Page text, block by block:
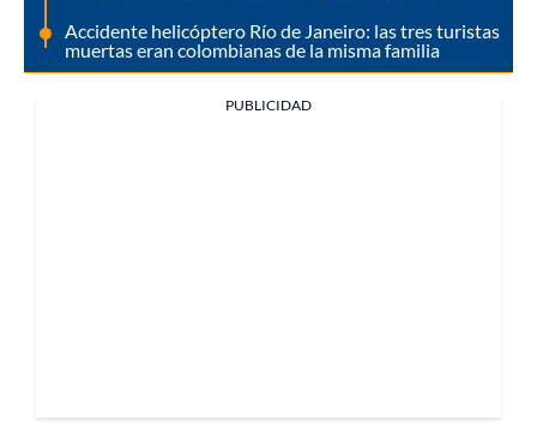
Accidente helicóptero Río de Janeiro: las tres turistas
muertas eran colombianas de la misma familia
PUBLICIDAD